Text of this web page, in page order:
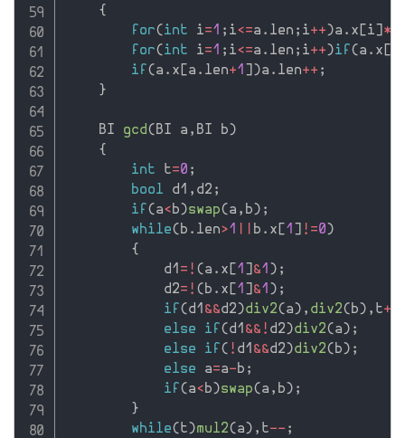
{
for(int i=1 ; i<=a . len ; i++)a . x [i] *
for(int i=1 ; i<=a . len ; i++)if (a . x [
if (a . x [a . len+1 ] )a . len++ ;
}
    BI
gcd(BI a , BI b)
{
int t=0 ;
bool d1 , d2 ;
if (a<b)swap(a , b) ;
while(b . len>1 || b . x [1 ] !=0)
{
            d1
= ! (a . x [1 ] &1 ) ;
            d2
= ! (b . x [1 ] &1 ) ;
if (d1 &&d2)div2(a) , div2(b) , t++
else
if (d1 && ! d2)div2(a) ;
else
if ( ! d1 &&d2)div2(b) ;
else a=a-b ;
if (a<b)swap(a , b) ;
}
while(t)mul2(a) , t-- ;